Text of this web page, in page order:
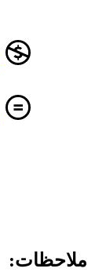
ملاحظات: